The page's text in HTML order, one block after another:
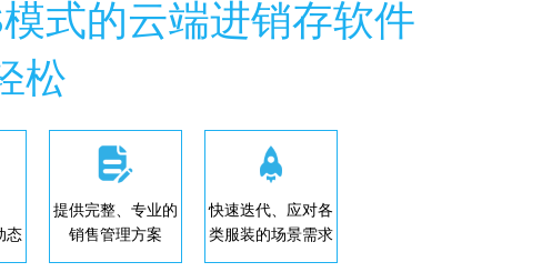
式的云端进销存软件
松
态
提供完整、专业的
销售管理方案
快速迭代、应对各
类服装的场景需求